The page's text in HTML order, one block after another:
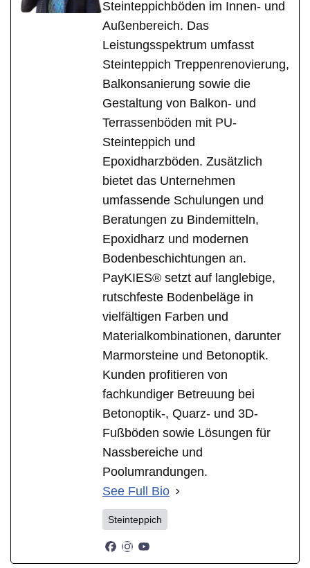
Steinteppichböden im Innen- und
Außenbereich. Das
Leistungsspektrum umfasst
Steinteppich Treppenrenovierung,
Balkonsanierung sowie die
Gestaltung von Balkon- und
Terrassenböden mit PU-
Steinteppich und
Epoxidharzböden. Zusätzlich
bietet das Unternehmen
umfassende Schulungen und
Beratungen zu Bindemitteln,
Epoxidharz und modernen
Bodenbeschichtungen an.
PayKIES® setzt auf langlebige,
rutschfeste Bodenbeläge in
vielfältigen Farben und
Materialkombinationen, darunter
Marmorsteine und Betonoptik.
Kunden profitieren von
fachkundiger Betreuung bei
Betonoptik-, Quarz- und 3D-
Fußböden sowie Lösungen für
Nassbereiche und
Poolumrandungen.
See Full Bio
Steinteppich